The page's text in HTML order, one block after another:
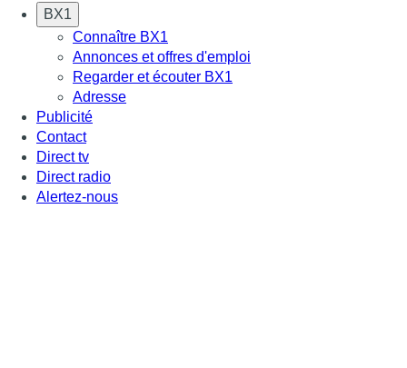
BX1
Connaître BX1
Annonces et offres d'emploi
Regarder et écouter BX1
Adresse
Publicité
Contact
Direct tv
Direct radio
Alertez-nous